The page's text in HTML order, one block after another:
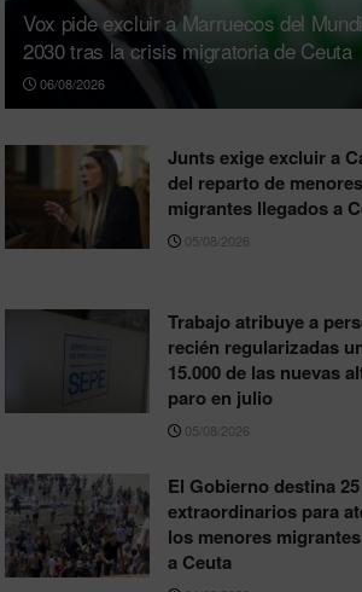
Vox pide excluir a Marruecos del
2030 tras la crisis migratoria de Ceuta
06/08/2026
Junts exige excluir a
del reparto de menores
migrantes llegados a
05/08/2026
Trabajo atribuye a
recién regularizadas
15.000 de las nuevas
paro en julio
05/08/2026
El Gobierno destina
extraordinarios para
los menores
a Ceuta